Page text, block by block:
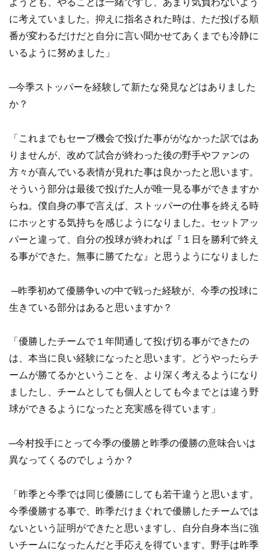
ようとも、やることは一緒ですし、あまり気負わないよう
に考えていました。抑えに指名された時は、ただ投げる順
番が変わるだけだと自分に言い聞かせてあくまでも冷静に
いるように努めました」
─今季ストッパーを経験して新たな発見などはありました
か？
「これまでもセーブ機会で投げた事ががなかった訳ではあ
りませんが、改めて試合が終わった後の野手やファンの
方々が喜んでいる表情が見れた事は良かったと思います。
そういう部分は最後で投げた人が唯一見る事ができますか
らね。僕自身の事で言えば、ストッパーの仕事を終える時
にホッとする気持ちを感じようになりました。セットアッ
パーと違って、自分の投球が終われば『１日を勝利で終え
る事ができた。無事に勝てたな』と思うようになりました
─昨季初めて優勝争いの中で戦った経験が、今季の投球に
生きている部分はあると思いますか？
「優勝したチームで１年間通して投げ切る事ができたの
は、本当に良い経験になったと思います。どうやったらチ
ームが勝てるかということを、より深く考えるようになり
ましたし、チームとしても個人としても今までとは違う野
球ができるようになったと充実感を得ています」
─今村投手にとって今季の優勝と昨季の優勝の意味合いは
異なってくるのでしょうか？
「昨季と今季では同じ優勝にしても若干違うと思います。
今季優勝する事で、昨季だけまぐれで優勝したチームでは
ないという証明ができたと思いますし、自分自身本当に強
いチームになったんだと手応えを得ています。野手は昨季